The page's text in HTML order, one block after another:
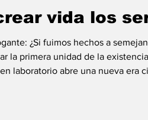
vida los
¿Si fuimos hechos a
la primera unidad de la
laboratorio abre una nueva era